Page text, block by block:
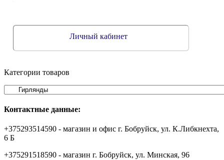
Личный кабинет
Категории товаров
Контактные данные:
+375293514590 - магазин и офис г. Бобруйск, ул. К.Либкнехта,
6 Б
+375291518590 - магазин г. Бобруйск, ул. Минская, 96